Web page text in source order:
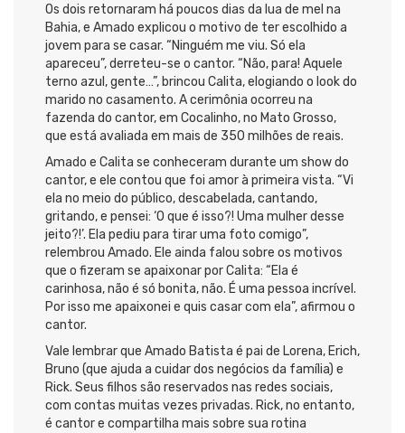
Os dois retornaram há poucos dias da lua de mel na
Bahia, e Amado explicou o motivo de ter escolhido a
jovem para se casar. “Ninguém me viu. Só ela
apareceu”, derreteu-se o cantor. “Não, para! Aquele
terno azul, gente…”, brincou Calita, elogiando o look do
marido no casamento. A cerimônia ocorreu na
fazenda do cantor, em Cocalinho, no Mato Grosso,
que está avaliada em mais de 350 milhões de reais.
Amado e Calita se conheceram durante um show do
cantor, e ele contou que foi amor à primeira vista. “Vi
ela no meio do público, descabelada, cantando,
gritando, e pensei: ‘O que é isso?! Uma mulher desse
jeito?!’. Ela pediu para tirar uma foto comigo”,
relembrou Amado. Ele ainda falou sobre os motivos
que o fizeram se apaixonar por Calita: “Ela é
carinhosa, não é só bonita, não. É uma pessoa incrível.
Por isso me apaixonei e quis casar com ela”, afirmou o
cantor.
Vale lembrar que Amado Batista é pai de Lorena, Erich,
Bruno (que ajuda a cuidar dos negócios da família) e
Rick. Seus filhos são reservados nas redes sociais,
com contas muitas vezes privadas. Rick, no entanto,
é cantor e compartilha mais sobre sua rotina